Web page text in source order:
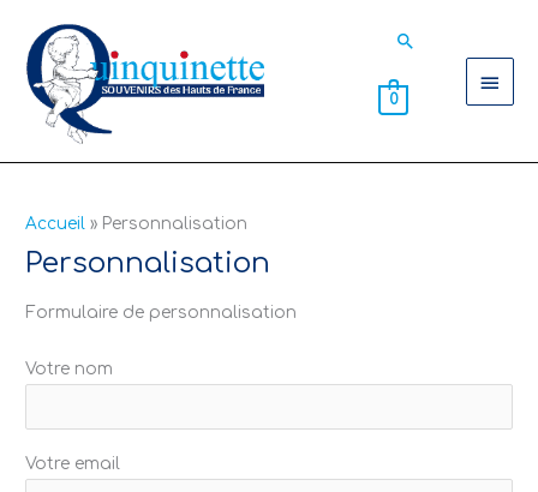
contenu
Rechercher
0
Accueil Personnalisation
Personnalisation
Formulaire de personnalisation
Votre nom
Votre email